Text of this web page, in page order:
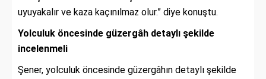
uyuyakalır ve kaza kaçınılmaz olur.” diye konuştu.
Yolculuk öncesinde güzergâh detaylı şekilde
incelenmeli
Şener, yolculuk öncesinde güzergâhın detaylı şekilde